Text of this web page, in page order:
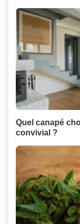
Quel canapé
convivial ?